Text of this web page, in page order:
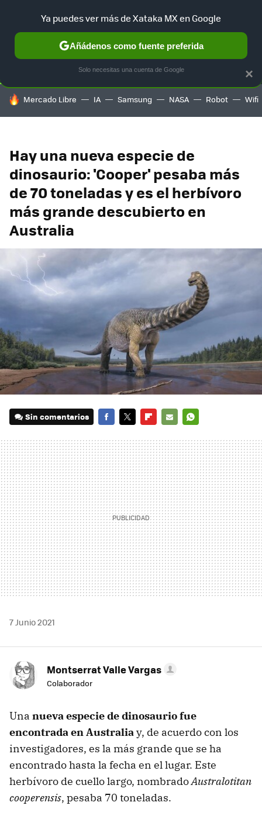
SELECCIÓN GAMING HOME AUTO TERRITORIO
HOY SE HABLA DE
Mercado Libre IA Samsung NASA Robot Wifi
Hay una nueva especie de
dinosaurio: 'Cooper' pesaba más
de 70 toneladas y es el herbívoro
más grande descubierto en
Australia
Sin comentarios
MAIL
7 Junio 2021
Montserrat Valle Vargas
Colaborador
Una nueva especie de dinosaurio fue
encontrada en Australiay, de acuerdo con los
investigadores, es la más grande que se ha
encontrado hasta la fecha en el lugar. Este
herbívoro de cuello largo, nombradoAustralotitan
cooperensis, pesaba 70 toneladas.
×
Ya puedes ver más de Xataka MX en Google
Añádenos como fuente preferida
Solo necesitas una cuenta de Google